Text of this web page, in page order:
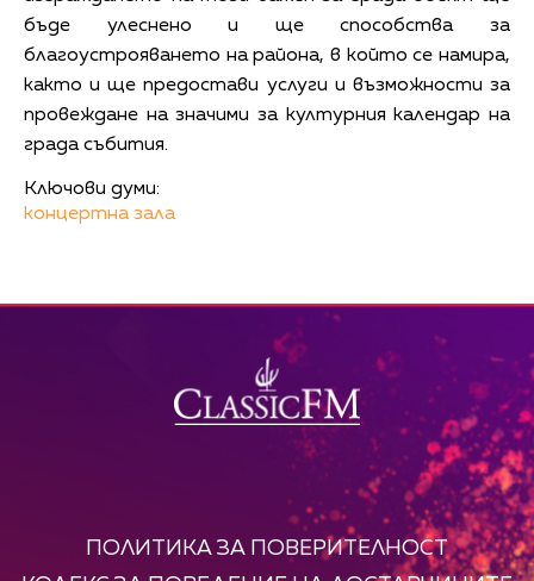
бъде улеснено и ще способства за
благоустрояването на района, в който се намира,
както и ще предостави услуги и възможности за
провеждане на значими за културния календар на
града събития.
Ключови думи:
концертна зала
ПОЛИТИКА ЗА ПОВЕРИТЕЛНОСТ